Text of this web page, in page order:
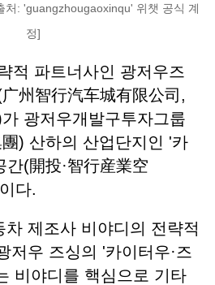
처: 'guangzhougaoxinqu' 위챗 공식 계
정]
적 파트너사인 광저우즈
州智行汽车城有限公司,
광저우개발구투자그룹
) 산하의 산업단지인 '카
간(開投·智行産業空
다.
제조사 비야디의 전략적
저우 즈싱의 '카이터우·즈
비야디를 핵심으로 기타